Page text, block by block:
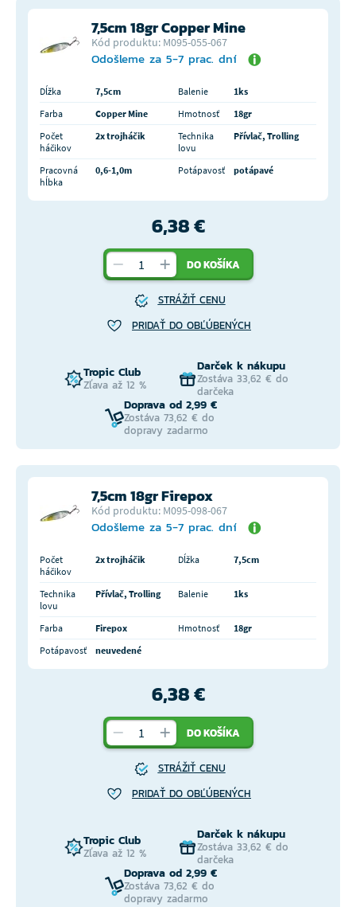
7,5cm 18gr Copper Mine
Kód produktu: M095-055-067
Odošleme za 5-7 prac. dní
Dĺžka 7,5cm Balenie
1ks
Farba
Copper Mine Hmotnosť
18gr
Počet
háčikov
2x trojháčik
Technika
lovu
Přívlač, Trolling
Pracovná
hĺbka
0,6-1,0m Potápavosť potápavé
6,38 €
DO KOŠÍKA
STRÁŽIŤ CENU
PRIDAŤ DO OBĽÚBENÝCH
Tropic Club
Zľava až 12 %
Darček k nákupu
Zostáva 33,62 € do
darčeka
Doprava od 2,99 €
Zostáva 73,62 € do
dopravy zadarmo
7,5cm 18gr Firepox
Kód produktu: M095-098-067
Odošleme za 5-7 prac. dní
Počet
háčikov
2x trojháčik Dĺžka 7,5cm
Technika
lovu
Přívlač, Trolling Balenie 1ks
Farba Firepox Hmotnosť
18gr
Potápavosť
neuvedené
6,38 €
DO KOŠÍKA
STRÁŽIŤ CENU
PRIDAŤ DO OBĽÚBENÝCH
Tropic Club
Zľava až 12 %
Darček k nákupu
Zostáva 33,62 € do
darčeka
Doprava od 2,99 €
Zostáva 73,62 € do
dopravy zadarmo